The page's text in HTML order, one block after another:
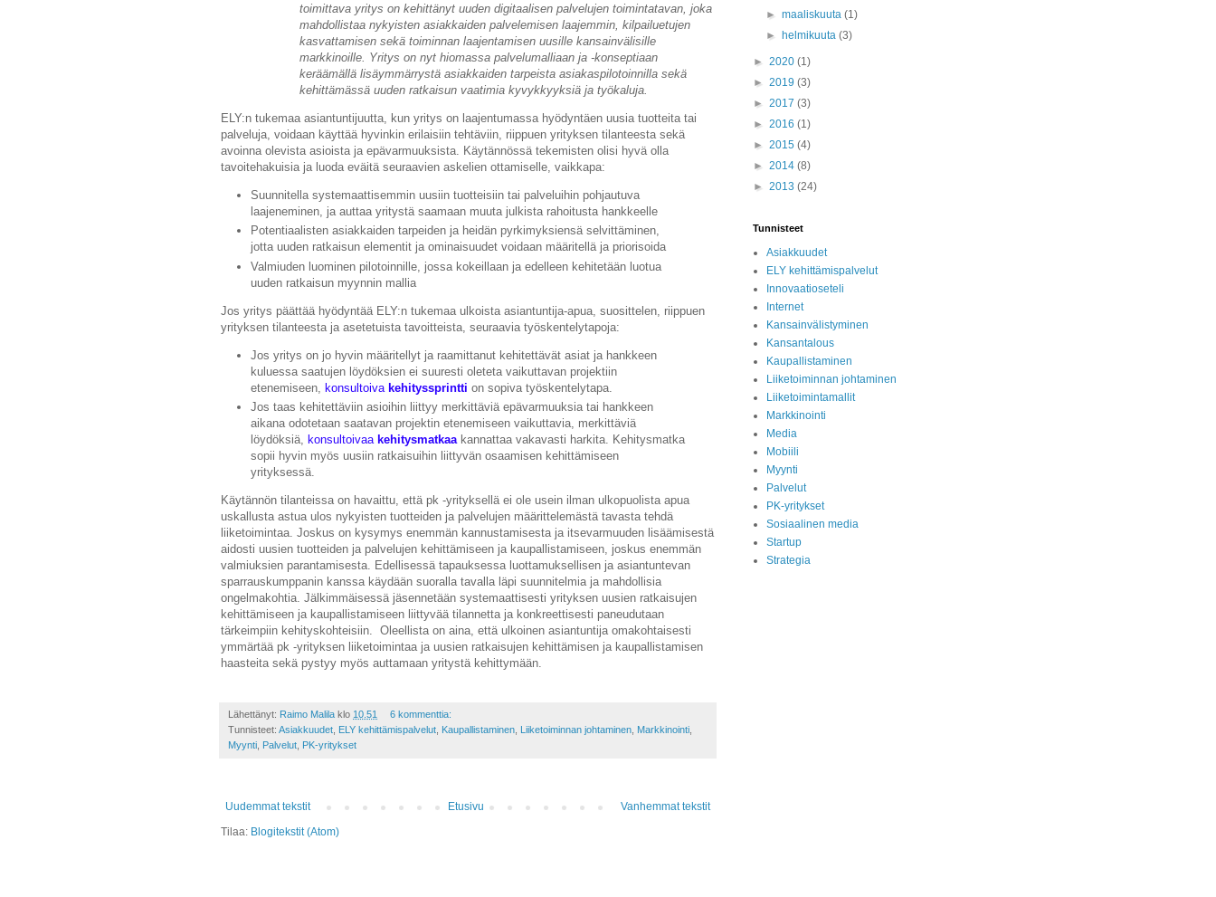
toimittava yritys on kehittänyt uuden digitaalisen palvelujen toimintatavan, joka
mahdollistaa nykyisten asiakkaiden palvelemisen laajemmin, kilpailuetujen
kasvattamisen sekä toiminnan laajentamisen uusille kansainvälisille
markkinoille. Yritys on nyt hiomassa palvelumalliaan ja -konseptiaan
keräämällä lisäymmärrystä asiakkaiden tarpeista asiakaspilotoinnilla sekä
kehittämässä uuden ratkaisun vaatimia kyvykkyyksiä ja työkaluja.
ELY:n tukemaa asiantuntijuutta, kun yritys on laajentumassa hyödyntäen uusia tuotteita tai
palveluja, voidaan käyttää hyvinkin erilaisiin tehtäviin, riippuen yrityksen tilanteesta sekä
avoinna olevista asioista ja epävarmuuksista. Käytännössä tekemisten olisi hyvä olla
tavoitehakuisia ja luoda eväitä seuraavien askelien ottamiselle, vaikkapa:
Suunnitella systemaattisemmin uusiin tuotteisiin tai palveluihin pohjautuva
laajeneminen, ja auttaa yritystä saamaan muuta julkista rahoitusta hankkeelle
Potentiaalisten asiakkaiden tarpeiden ja heidän pyrkimyksiensä selvittäminen,
jotta uuden ratkaisun elementit ja ominaisuudet voidaan määritellä ja priorisoida
Valmiuden luominen pilotoinnille, jossa kokeillaan ja edelleen kehitetään luotua
uuden ratkaisun myynnin mallia
Jos yritys päättää hyödyntää ELY:n tukemaa ulkoista asiantuntija-apua, suosittelen, riippuen
yrityksen tilanteesta ja asetetuista tavoitteista, seuraavia työskentelytapoja:
Jos yritys on jo hyvin määritellyt ja raamittanut kehitettävät asiat ja hankkeen
kuluessa saatujen löydöksien ei suuresti oleteta vaikuttavan projektiin
etenemiseen,
konsultoiva kehityssprintti on sopiva työskentelytapa.
Jos taas kehitettäviin asioihin liittyy merkittäviä epävarmuuksia tai hankkeen
aikana odotetaan saatavan projektin etenemiseen vaikuttavia, merkittäviä
löydöksiä, konsultoivaa kehitysmatkaakannattaa vakavasti harkita. Kehitysmatka
sopii hyvin myös uusiin ratkaisuihin liittyvän osaamisen kehittämiseen
yrityksessä.
Käytännön tilanteissa on havaittu, että pk -yrityksellä ei ole usein ilman ulkopuolista apua
uskallusta astua ulos nykyisten tuotteiden ja palvelujen määrittelemästä tavasta tehdä
liiketoimintaa. Joskus on kysymys enemmän kannustamisesta ja itsevarmuuden lisäämisestä
aidosti uusien tuotteiden ja palvelujen kehittämiseen ja kaupallistamiseen, joskus enemmän
valmiuksien parantamisesta. Edellisessä tapauksessa luottamuksellisen ja asiantuntevan
sparrauskumppanin kanssa käydään suoralla tavalla läpi suunnitelmia ja mahdollisia
ongelmakohtia. Jälkimmäisessä jäsennetään systemaattisesti yrityksen uusien ratkaisujen
kehittämiseen ja kaupallistamiseen liittyvää tilannetta ja konkreettisesti paneudutaan
tärkeimpiin kehityskohteisiin. Oleellista on aina, että ulkoinen asiantuntija omakohtaisesti
ymmärtää pk -yrityksen liiketoimintaa ja uusien ratkaisujen kehittämisen ja kaupallistamisen
haasteita sekä pystyy myös auttamaan yritystä kehittymään.
Lähettänyt: Raimo Malila klo 10.51
6 kommenttia:
Tunnisteet: Asiakkuudet ELY kehittämispalvelut Kaupallistaminen Liiketoiminnan johtaminen Markkinointi
Myynti Palvelut PK-yritykset
Uudemmat tekstit Vanhemmat tekstit
Etusivu
Tilaa: Blogitekstit (Atom)
►maaliskuuta(1)
►
helmikuuta(3)
► 2020 (1)
► 2019 (3)
► 2017 (3)
► 2016 (1)
► 2015 (4)
► 2014 (8)
► 2013 (24)
Tunnisteet
Asiakkuudet
ELY kehittämispalvelut
Innovaatioseteli
Internet
Kansainvälistyminen
Kansantalous
Kaupallistaminen
Liiketoiminnan johtaminen
Liiketoimintamallit
Markkinointi
Media
Mobiili
Myynti
Palvelut
PK-yritykset
Sosiaalinen media
Startup
Strategia